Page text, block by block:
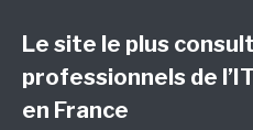
Le site le plus
professionnels de
en France